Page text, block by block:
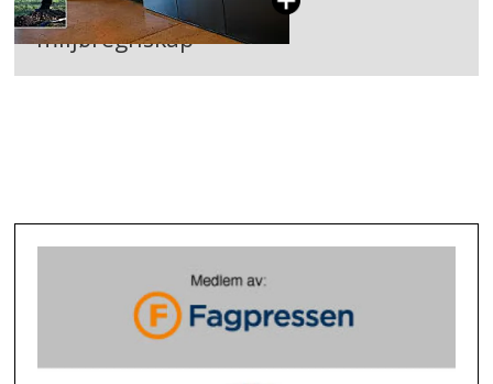
miljøregnskap